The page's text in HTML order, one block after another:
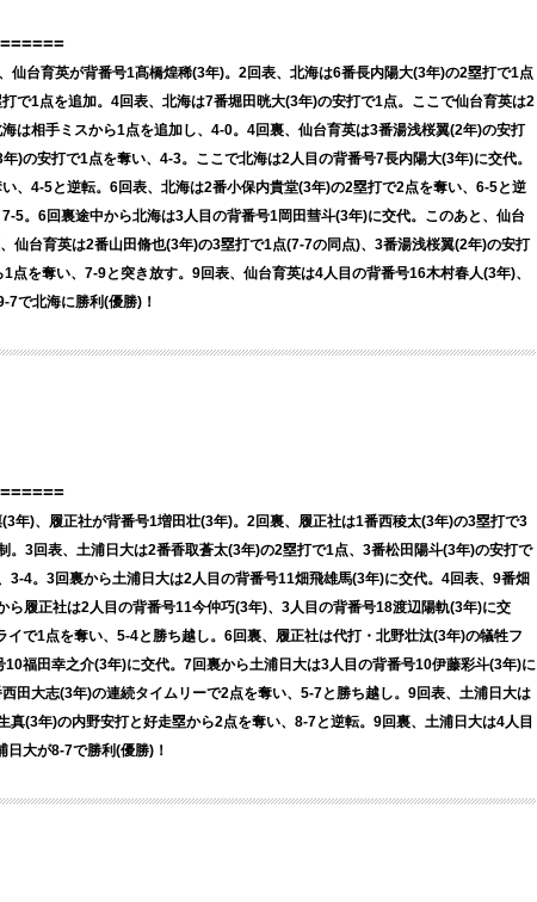
仙台育英が背番号1髙橋煌稀(3年)。2回表、北海は6番長内陽大(3年)の2塁打で1点
で1点を追加。4回表、北海は7番堀田晄大(3年)の安打で1点。ここで仙台育英は2
は相手ミスから1点を追加し、4-0。4回裏、仙台育英は3番湯浅桜翼(2年)の安打
)の安打で1点を奪い、4-3。ここで北海は2人目の背番号7長内陽大(3年)に交代。
、4-5と逆転。6回表、北海は2番小保内貴堂(3年)の2塁打で2点を奪い、6-5と逆
5。6回裏途中から北海は3人目の背番号1岡田彗斗(3年)に交代。このあと、仙台
仙台育英は2番山田脩也(3年)の3塁打で1点(7-7の同点)、3番湯浅桜翼(2年)の安打
を奪い、7-9と突き放す。9回表、仙台育英は4人目の背番号16木村春人(3年)、
で北海に勝利(優勝)！
年)、履正社が背番号1増田壮(3年)。2回裏、履正社は1番西稜太(3年)の3塁打で3
。3回表、土浦日大は2番香取蒼太(3年)の2塁打で1点、3番松田陽斗(3年)の安打で
4。3回裏から土浦日大は2人目の背番号11畑飛雄馬(3年)に交代。4回表、9番畑
履正社は2人目の背番号11今仲巧(3年)、3人目の背番号18渡辺陽軌(3年)に交
で1点を奪い、5-4と勝ち越し。6回裏、履正社は代打・北野壮汰(3年)の犠牲フ
福田幸之介(3年)に交代。7回裏から土浦日大は3人目の背番号10伊藤彩斗(3年)に
田大志(3年)の連続タイムリーで2点を奪い、5-7と勝ち越し。9回表、土浦日大は
(3年)の内野安打と好走塁から2点を奪い、8-7と逆転。9回裏、土浦日大は4人目
大が8-7で勝利(優勝)！